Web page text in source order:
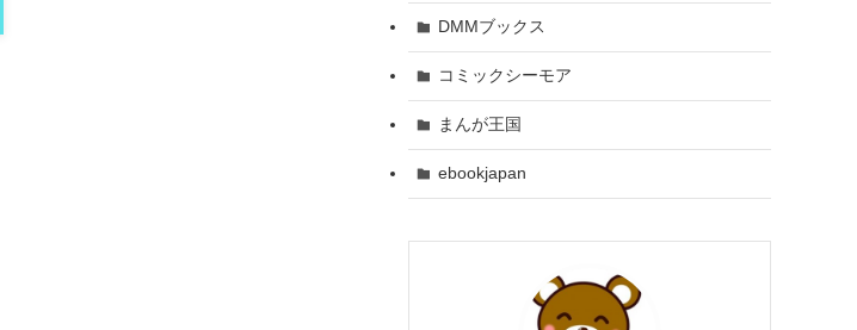
DMMブックス
コミックシーモア
まんが王国
ebookjapan